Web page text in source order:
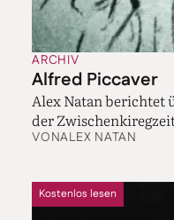
ARCHIV
Alfred Piccaver
Alex Natan berichtet
der
VONALEX NATAN
Kostenlos lesen